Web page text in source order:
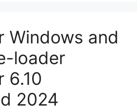
Windows and
loader
6.10
2024